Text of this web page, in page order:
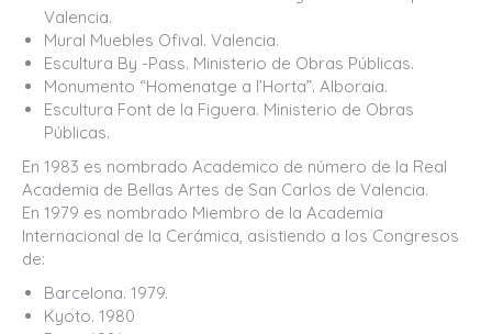
Valencia.
Mural Muebles Ofival. Valencia.
Escultura By -Pass. Ministerio de Obras Públicas.
Monumento “Homenatge a l’Horta”. Alboraia.
Escultura Font de la Figuera. Ministerio de Obras
Públicas.
En 1983 es nombrado Academico de número de la Real
Academia de Bellas Artes de San Carlos de Valencia.
En 1979 es nombrado Miembro de la Academia
Internacional de la Cerámica, asistiendo a los Congresos
de:
Barcelona. 1979.
Kyoto. 1980